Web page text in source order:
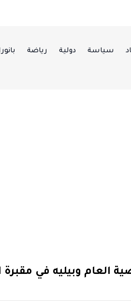
سياسة دولية رياضة
وبيليه في مقبرة